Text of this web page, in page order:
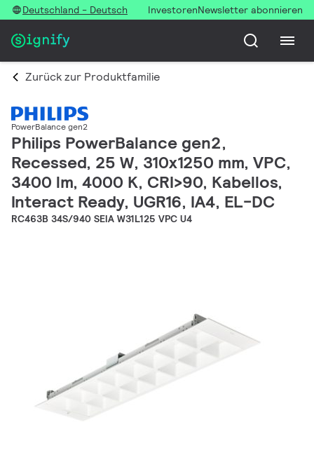
Deutschland - Deutsch InvestorenNewsletter abonnieren
Zurück zur Produktfamilie
PowerBalance gen2
Philips PowerBalance gen2,
Recessed, 25 W, 310x1250 mm, VPC,
3400 lm, 4000 K, CRI>90, Kabellos,
Interact Ready, UGR16, IA4, EL-DC
RC463B 34S/940 SEIA W31L125 VPC U4